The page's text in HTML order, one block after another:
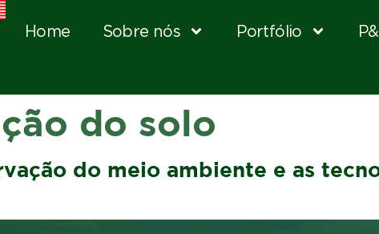
Home Sobre nós Portfólio
do solo
do meio ambiente e as